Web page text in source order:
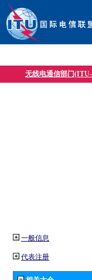
无线电通信部门
一般信息
代表注册